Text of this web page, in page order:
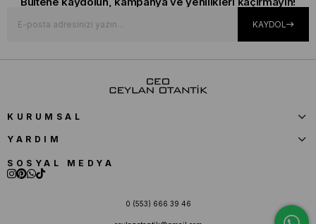
KAYDOL
KURUMSAL
YARDIM
SOSYAL MEDYA
0 (553) 666 39 46